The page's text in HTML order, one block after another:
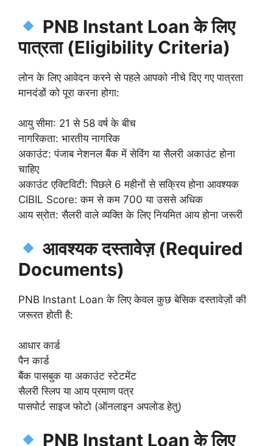
PNB Instant Loan के लिए
पात्रता (Eligibility Criteria)
लोन के लिए आवेदन करने से पहले आपको नीचे दिए गए पात्रता
मानदंडों को पूरा करना होगा:
आयु सीमा: 21 से 58 वर्ष के बीच
नागरिकता: भारतीय नागरिक
अकाउंट: पंजाब नेशनल बैंक में सेविंग या सैलरी अकाउंट होना
चाहिए
अकाउंट एक्टिविटी: पिछले 6 महीनों से सक्रिय होना आवश्यक
CIBIL Score: कम से कम 700 या उससे अधिक
आय स्रोत: सैलरी वाले व्यक्ति के लिए नियमित आय होना जरूरी
आवश्यक दस्तावेज़ (Required
Documents)
PNB Instant Loan के लिए केवल कुछ बेसिक दस्तावेज़ों की
जरूरत होती है:
आधार कार्ड
पैन कार्ड
बैंक पासबुक या अकाउंट स्टेटमेंट
सैलरी स्लिप या आय प्रमाण पत्र
पासपोर्ट साइज फोटो (ऑनलाइन अपलोड हेतु)
PNB Instant Loan के लिए